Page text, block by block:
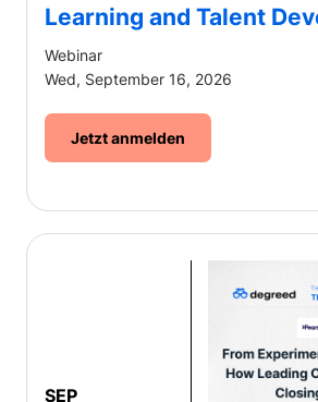
Learning and Talent
Webinar
Wed, September 16, 2026
Jetzt anmelden
SEP